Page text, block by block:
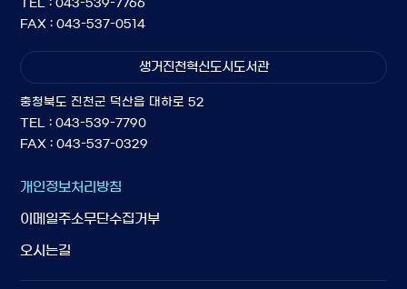
TEL : 043-539-7766
FAX : 043-537-0514
생거진천혁신도시도서관
충청북도 진천군 덕산읍 대하로 52
TEL : 043-539-7790
FAX : 043-537-0329
개인정보처리방침
이메일주소무단수집거부
오시는길